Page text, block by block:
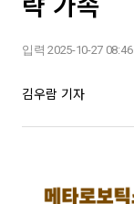
입력 2025-10-27 08:46
김우람 기자